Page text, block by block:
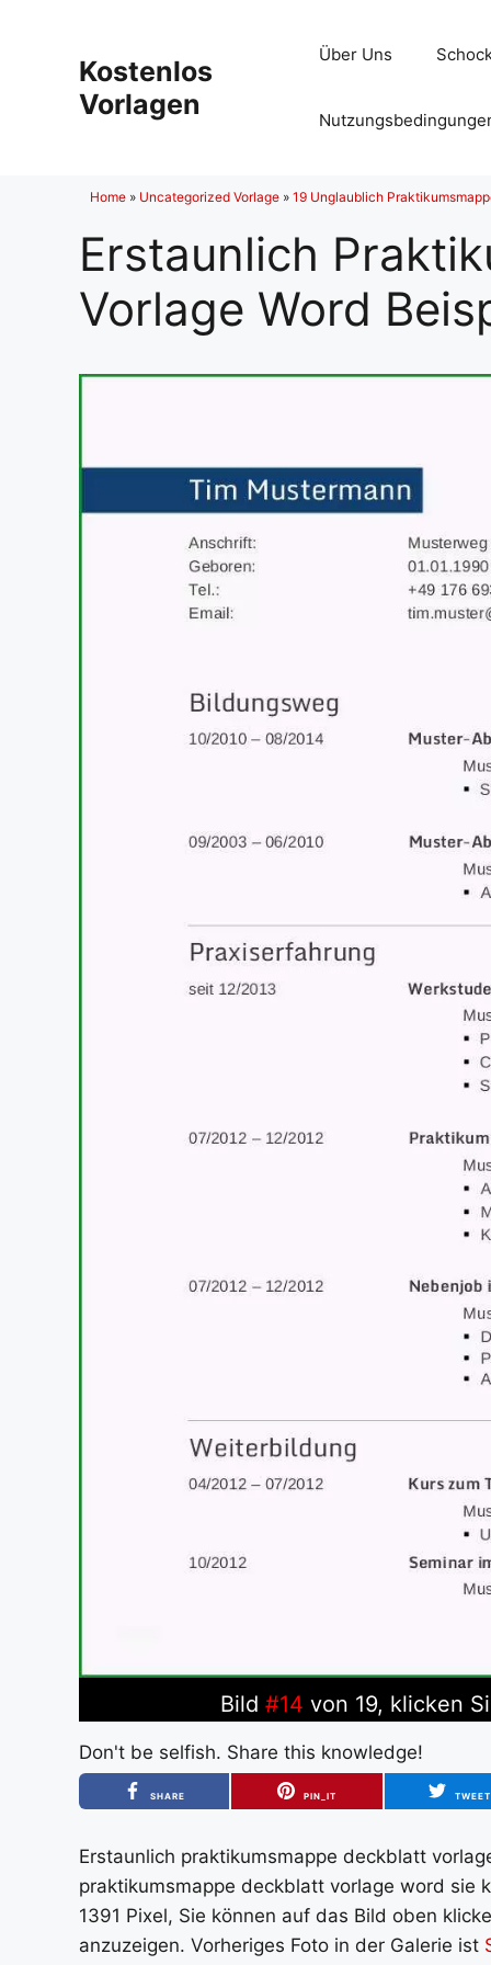
Kostenlos
Vorlagen
Über Uns
Home » Uncategorized Vorlage » 19 Unglaublich
Erstaunlich
Vorlage Word
Bild #14 von 19, klicken
Don't be selfish. Share this knowledge!
SHARE PIN_IT TWEET
Erstaunlich praktikumsmappe deckblatt
praktikumsmappe deckblatt vorlage word sie
1391 Pixel, Sie können auf das Bild oben
anzuzeigen. Vorheriges Foto in der Galerie ist